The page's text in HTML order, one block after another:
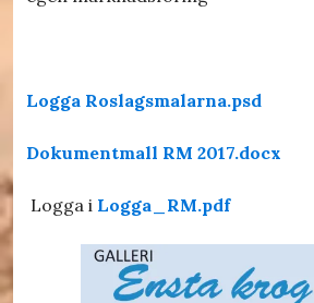
Logga Roslagsmalarna.psd
Dokumentmall RM 2017.docx
Logga i Logga_RM.pdf